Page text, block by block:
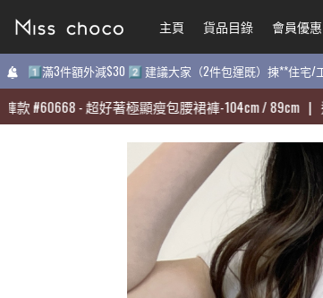
主頁 貨品目錄 會員優惠
1️⃣滿3件額外減$30 2️⃣ 建議大家（2件包運既）揀**住
60668-超好著極顯瘦包腰裙褲-104cm / 89cm | 連身
主頁 貨品目錄 會員優惠
1️⃣滿3件額外減$30 2️⃣ 建議大家（2件包運既）揀**住
60668-超好著極顯瘦包腰裙褲-104cm / 89cm | 連身